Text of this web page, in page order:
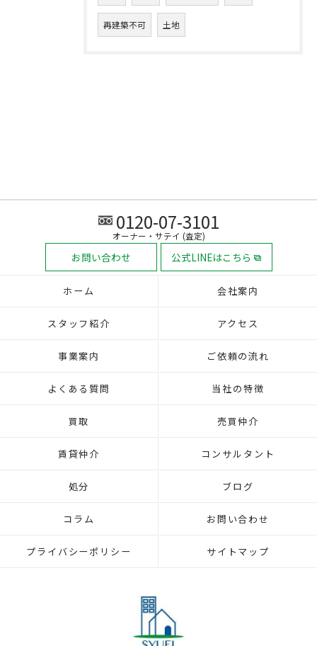
再建築不可 土地
0120-07-3101
オーナー・サテイ (査定)
お問い合わせ 公式LINEはこちら
ホーム 会社案内
スタッフ紹介 アクセス
事業案内 ご依頼の流れ
よくある質問 当社の特徴
買取 売買仲介
賃貸仲介 コンサルタント
処分 ブログ
コラム お問い合わせ
プライバシーポリシー サイトマップ